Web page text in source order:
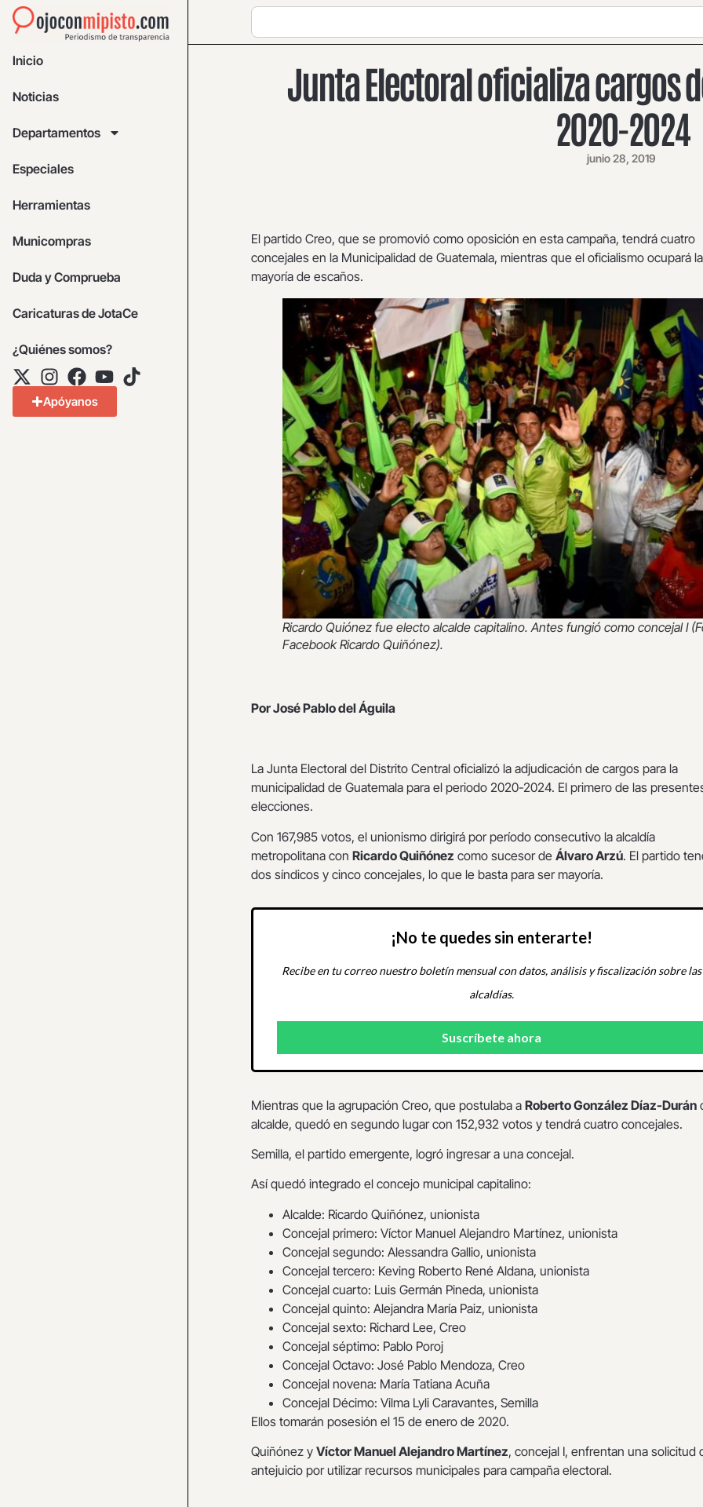
Inicio
Noticias
Departamentos
Especiales
Herramientas
Municompras
Duda y Comprueba
Caricaturas de JotaCe
¿Quiénes somos?
Apóyanos
Junta Electoral oficializa cargos
2020-2024
junio 28, 2019
El partido Creo, que se promovió como oposición en esta campaña, tendrá cuatro
concejales en la Municipalidad de Guatemala, mientras que el oficialismo ocupará la
mayoría de escaños.
Ricardo Quiónez fue electo alcalde capitalino. Antes fungió como concejal I
Facebook Ricardo Quiñónez).
Por José Pablo del Águila
La Junta Electoral del Distrito Central oficializó la adjudicación de cargos para la
municipalidad de Guatemala para el periodo 2020-2024. El primero de las
elecciones.
Con 167,985 votos, el unionismo dirigirá por período consecutivo la alcaldía
metropolitana con Ricardo Quiñónez como sucesor de Álvaro Arzú. El partido
dos síndicos y cinco concejales, lo que le basta para ser mayoría.
¡No te quedes sin enterarte!
Recibe en tu correo nuestro boletín mensual con datos, análisis y fiscalización sobre las
alcaldías.
Mientras que la agrupación Creo, que postulaba a Roberto González Díaz-Durán
alcalde, quedó en segundo lugar con 152,932 votos y tendrá cuatro concejales.
Semilla, el partido emergente, logró ingresar a una concejal.
Así quedó integrado el concejo municipal capitalino:
Alcalde: Ricardo Quiñónez, unionista
Concejal primero: Víctor Manuel Alejandro Martínez, unionista
Concejal segundo: Alessandra Gallio, unionista
Concejal tercero: Keving Roberto René Aldana, unionista
Concejal cuarto: Luis Germán Pineda, unionista
Concejal quinto: Alejandra María Paiz, unionista
Concejal sexto: Richard Lee, Creo
Concejal séptimo: Pablo Poroj
Concejal Octavo: José Pablo Mendoza, Creo
Concejal novena: María Tatiana Acuña
Concejal Décimo: Vilma Lyli Caravantes, Semilla
Ellos tomarán posesión el 15 de enero de 2020.
Quiñónez y Víctor Manuel Alejandro Martínez, concejal I, enfrentan una solicitud
antejuicio por utilizar recursos municipales para campaña electoral.